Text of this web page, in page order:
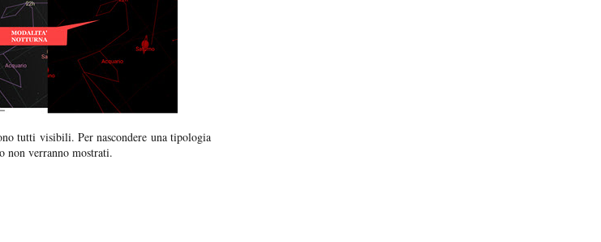
tutti visibili. Per nascondere una tipologia
non verranno mostrati.